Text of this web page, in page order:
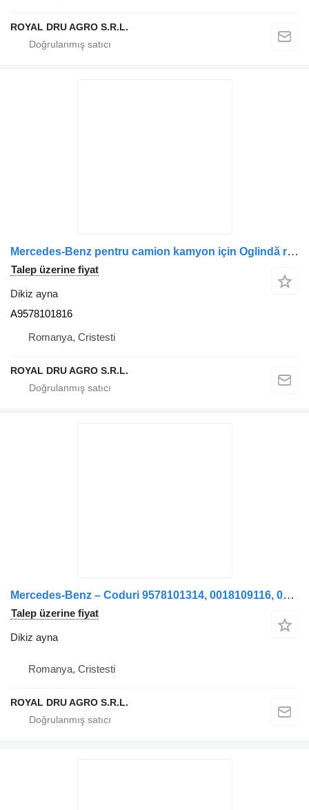
ROYAL DRU AGRO S.R.L.
Mercedes-Benz pentru camion kamyon için Oglindă retrovizoare stânga A9578101816 dikiz ayna
Talep üzerine fiyat
Dikiz ayna
A9578101816
Romanya, Cristesti
ROYAL DRU AGRO S.R.L.
Mercedes-Benz – Coduri 9578101314, 0018109116, 0018109216 kamyon için Oglindă retrovizoare stânga dikiz ayna
Talep üzerine fiyat
Dikiz ayna
Romanya, Cristesti
ROYAL DRU AGRO S.R.L.